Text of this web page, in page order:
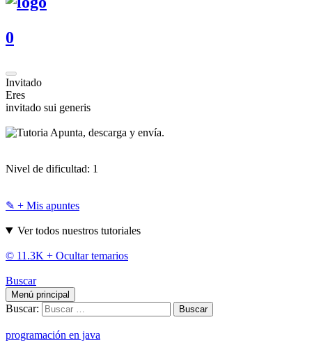
0
Invitado
Eres
invitado sui generis
Apunta, descarga y envía.
Nivel de dificultad: 1
✎ + Mis apuntes
Ver todos nuestros tutoriales
© 11.3K + Ocultar temarios
Buscar
Menú principal
Buscar:
programación en java